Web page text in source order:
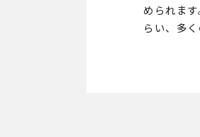
められま
らい、多